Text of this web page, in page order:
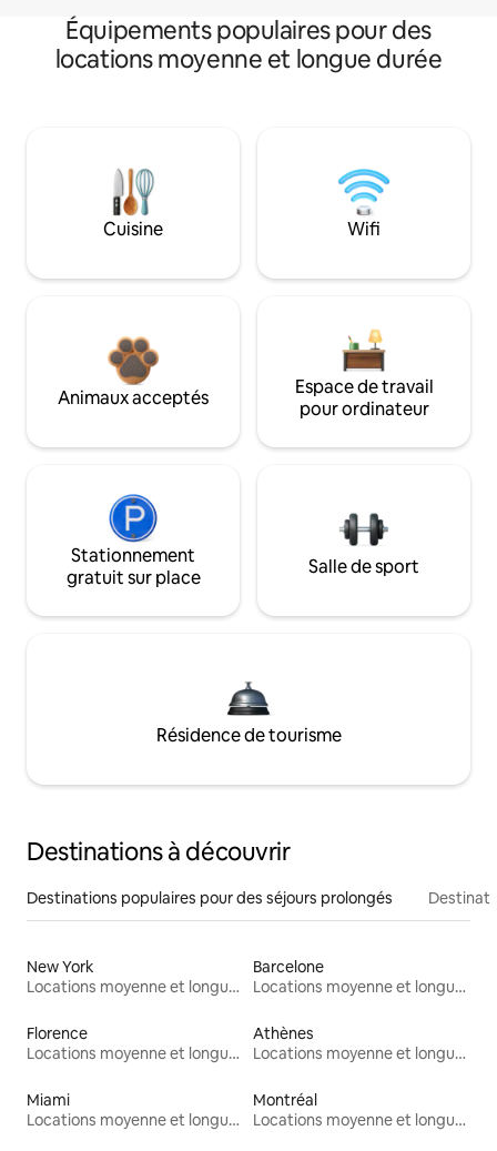
Équipements populaires pour des
locations moyenne et longue durée
Cuisine Wifi
Animaux acceptés
Espace de travail
pour ordinateur
Stationnement
gratuit sur place
Salle de sport
Résidence de tourisme
Destinations à découvrir
Destinations populaires pour des séjours prolongés
New York
Locations moyenne et longue durée
Barcelone
Locations moyenne et longue durée
Florence
Locations moyenne et longue durée
Athènes
Locations moyenne et longue durée
Miami
Locations moyenne et longue durée
Montréal
Locations moyenne et longue durée